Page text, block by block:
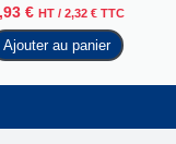
€ HT / 2,32 € TTC
Ajouter au panier